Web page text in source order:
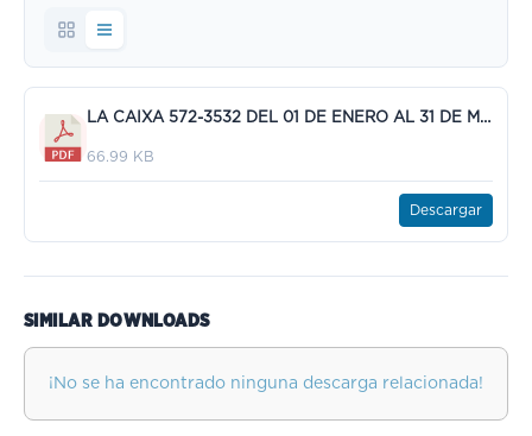
LA CAIXA 572-3532 DEL 01 DE ENERO AL 31 DE MARZO DE 2022.pdf
66.99 KB
Descargar
SIMILAR DOWNLOADS
¡No se ha encontrado ninguna descarga relacionada!